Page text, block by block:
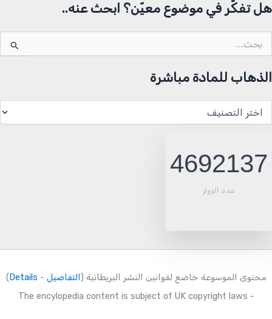
هل تفكّر في موضوع معيّن؟ ابحث عنه..
عن:
الذهاب للمادة مباشرة
للمادة
4692137
عدد الزوار
محتوى الموسوعة خاضع لقوانين النشر البريطانية ( التفاصيل -
Details
)
- The encylopedia content is subject of UK copyright laws